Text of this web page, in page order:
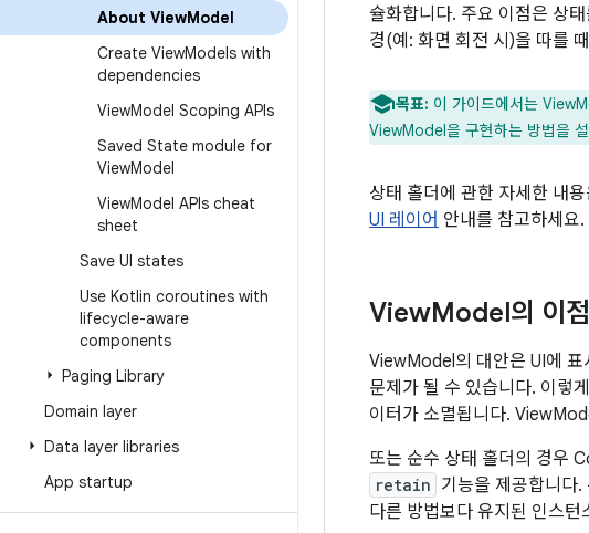
About ViewModel
Create ViewModels with
dependencies
ViewModel Scoping APIs
Saved State module for
ViewModel
ViewModel APIs cheat
sheet
Save UI states
Use Kotlin coroutines with
lifecycle-aware
components
Paging Library
Domain layer
Data layer libraries
App startup
슐화합니다. 주요 이점은 상
경(예: 화면 회전 시)을 따를
목표: 이 가이드에서는
ViewModel을 구현하는 방법을
상태 홀더에 관한 자세한 내용
UI 레이어 안내를 참고하세요.
ViewModel의 이점
ViewModel의 대안은 UI에 표
문제가 될 수 있습니다. 이렇
이터가 소멸됩니다.
또는 순수 상태 홀더의 경우
retain 기능을 제공합니다
다른 방법보다 유지된 인스